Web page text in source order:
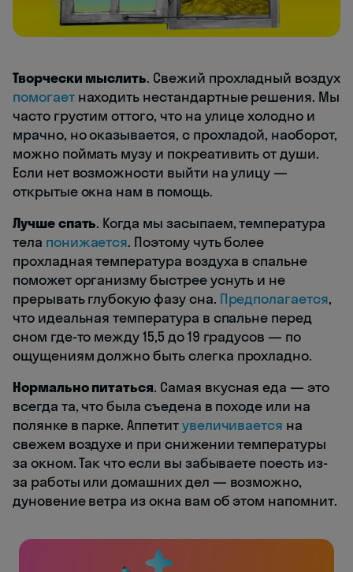
Творчески мыслить. Свежий прохладный воздух
помогаетнаходить нестандартные решения. Мы
часто грустим оттого, что на улице холодно и
мрачно, но оказывается, с прохладой, наоборот,
можно поймать музу и покреативить от души.
Если нет возможности выйти на улицу —
открытые окна нам в помощь.
Лучше спать. Когда мы засыпаем, температура
тела понижается. Поэтому чуть более
прохладная температура воздуха в спальне
поможет организму быстрее уснуть и не
прерывать глубокую фазу сна. Предполагается,
что идеальная температура в спальне перед
сном где-то между 15,5 до 19 градусов — по
ощущениям должно быть слегка прохладно.
Нормально питаться. Самая вкусная еда — это
всегда та, что была съедена в походе или на
полянке в парке. Аппетитувеличивается на
свежем воздухе и при снижении температуры
за окном. Так что если вы забываете поесть из-
за работы или домашних дел — возможно,
дуновение ветра из окна вам об этом напомнит.